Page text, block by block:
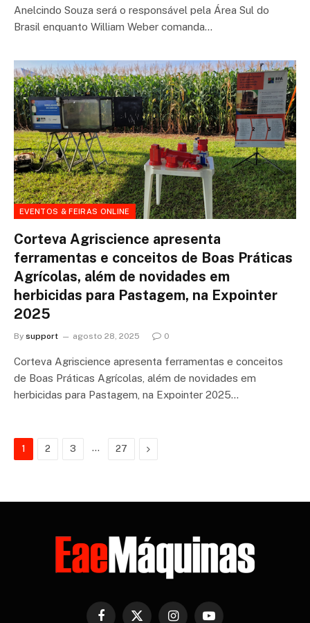
Anelcindo Souza será o responsável pela Área Sul do
Brasil enquanto William Weber comanda…
EVENTOS & FEIRAS ONLINE
Corteva Agriscience apresenta
ferramentas e conceitos de Boas Práticas
Agrícolas, além de novidades em
herbicidas para Pastagem, na Expointer
2025
By support agosto 28, 2025 0
Corteva Agriscience apresenta ferramentas e conceitos
de Boas Práticas Agrícolas, além de novidades em
herbicidas para Pastagem, na Expointer 2025…
1 2 3 … 27 Next